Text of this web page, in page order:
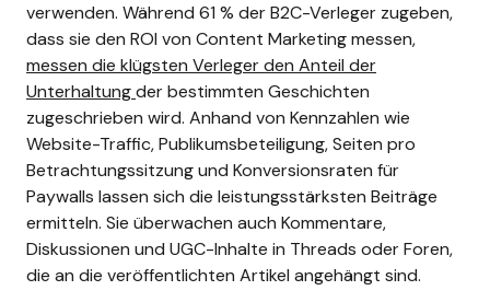
verwenden. Während 61 % der B2C-Verleger zugeben,
dass sie den ROI von Content Marketing messen,
messen die klügsten Verleger den Anteil der
Unterhaltungder bestimmten Geschichten
zugeschrieben wird. Anhand von Kennzahlen wie
Website-Traffic, Publikumsbeteiligung, Seiten pro
Betrachtungssitzung und Konversionsraten für
Paywalls lassen sich die leistungsstärksten Beiträge
ermitteln. Sie überwachen auch Kommentare,
Diskussionen und UGC-Inhalte in Threads oder Foren,
die an die veröffentlichten Artikel angehängt sind.